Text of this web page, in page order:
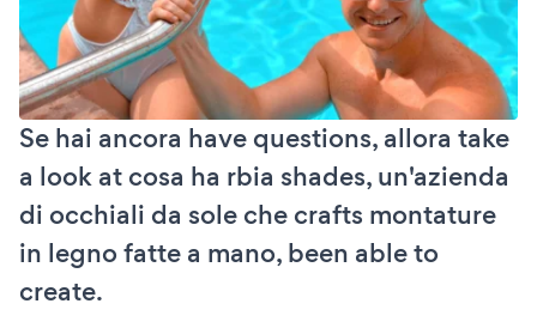
Se hai ancora have questions, allora take
a look at cosa ha rbia shades, un'azienda
di occhiali da sole che crafts montature
in legno fatte a mano, been able to
create.